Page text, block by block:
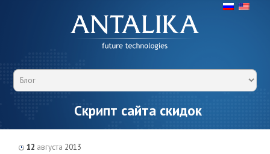
Скрипт сайта скидок
12 августа 2013